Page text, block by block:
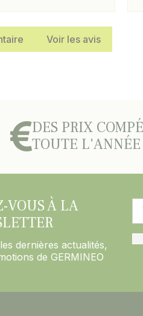
Voir les avis
DES PRIX
TOUTE L'ANNÉE
VOUS À LA
dernières actualités,
de GERMINEO